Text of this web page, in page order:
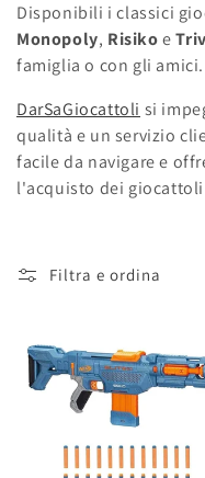
Disponibili i classici
Monopoly, Risikoe
famiglia o con gli amici.
DarSaGiocattoli si
qualità e un servizio
facile da navigare e
l'acquisto dei
Filtra e ordina